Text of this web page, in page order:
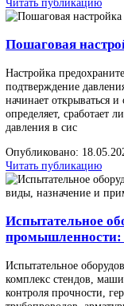
Опубликовано:
Читать публикацию
Стенды
проведении
Испытательные
процессе здесь
движущиеся узлы и
Опубликовано:
Настройка
подтверждение